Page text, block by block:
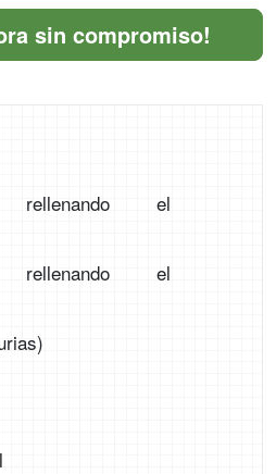
sin compromiso!
rellenando el
rellenando el